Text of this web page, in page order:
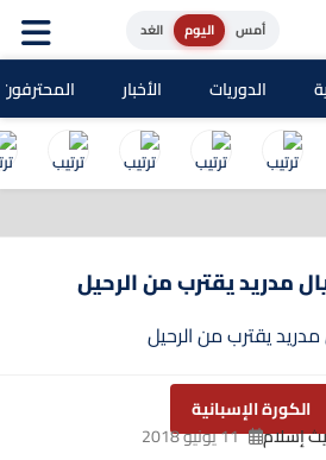
اليوم الغد
الدوريات الأخبار المحترفون
مدريد يقترب من الرحيل
الكورة الإسبانية
11 يونيو 2018